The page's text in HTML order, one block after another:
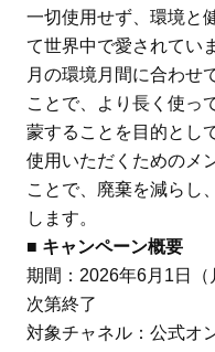
一切使用せず、環境と
て世界中で愛されてい
月の環境月間に合わせ
ことで、より長く使っ
蒙することを目的とし
使用いただくためのメ
ことで、廃棄を減らし
します。
■ キャンペーン概要
期間：2026年6月1日
次第終了
対象チャネル：公式オ